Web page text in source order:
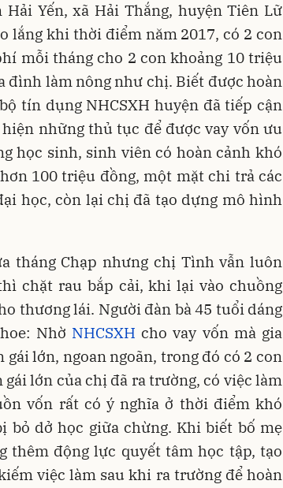
Yến, xã Hải Thắng, huyện Tiên Lữ
lắng khi thời điểm năm 2017, có 2 con
mỗi tháng cho 2 con khoảng 10 triệu
đình làm nông như chị. Biết được hoàn
tín dụng NHCSXH huyện đã tiếp cận
những thủ tục để được vay vốn ưu
học sinh, sinh viên có hoàn cảnh khó
100 triệu đồng, một mặt chi trả các
học, còn lại chị đã tạo dựng mô hình
tháng Chạp nhưng chị Tình vẫn luôn
chặt rau bắp cải, khi lại vào chuồng
thương lái. Người đàn bà 45 tuổi dáng
Nhờ NHCSXH cho vay vốn mà gia
lớn, ngoan ngoãn, trong đó có 2 con
lớn của chị đã ra trường, có việc làm
vốn rất có ý nghĩa ở thời điểm khó
bỏ dở học giữa chừng. Khi biết bố mẹ
thêm động lực quyết tâm học tập, tạo
việc làm sau khi ra trường để hoàn